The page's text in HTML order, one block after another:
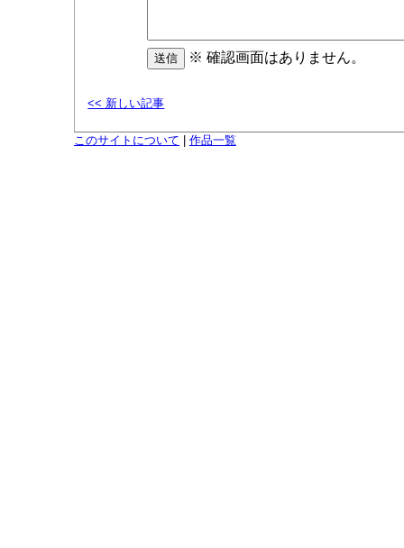
※ 確認画面はありません。
<< 新しい記事
このサイトについて 作品一覧